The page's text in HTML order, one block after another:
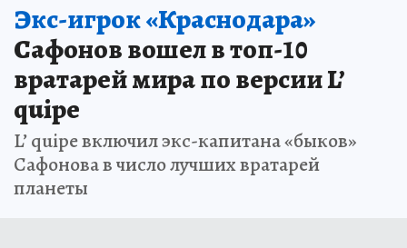
Экс-игрок «Краснодара»
Сафонов вошел в топ-10
вратарей мира по версии L’
quipe
L’ quipe включил экс-капитана «быков»
Сафонова в число лучших вратарей
планеты